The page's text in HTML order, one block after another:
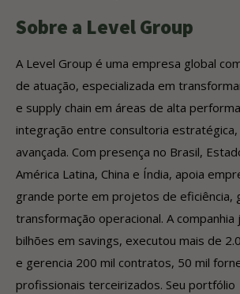
Sobre a Level Group
A Level Group é uma empresa global
de atuação, especializada em
e supply chain em áreas de alta
integração entre consultoria
avançada. Com presença no Brasil,
América Latina, China e Índia, apoia
grande porte em projetos de eficiência,
transformação operacional. A companhia
bilhões em savings, executou mais de
e gerencia 200 mil contratos, 50 mil
profissionais terceirizados. Seu portfólio